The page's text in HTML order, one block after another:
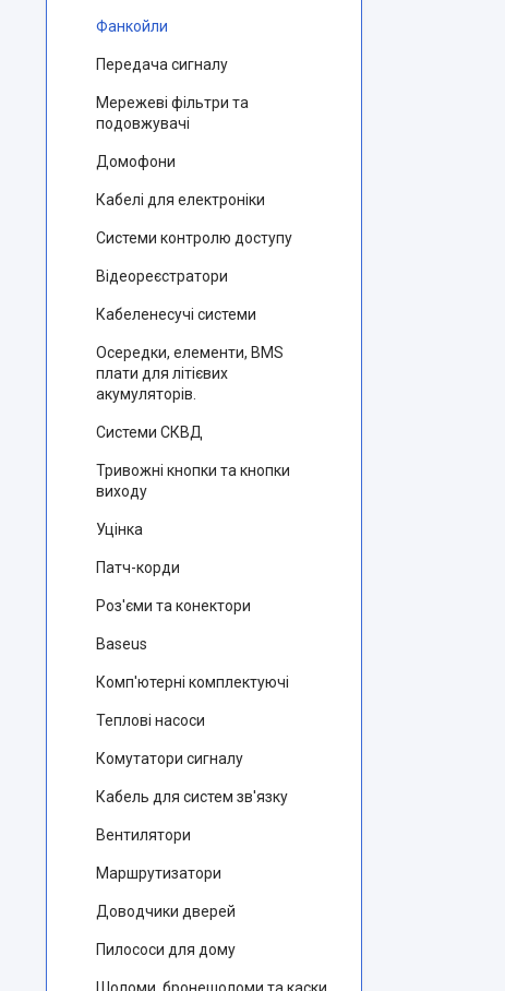
Фанкойли
Передача сигналу
Мережеві фільтри та
подовжувачі
Домофони
Кабелі для електроніки
Системи контролю доступу
Відеореєстратори
Кабеленесучі системи
Осередки, елементи, BMS
плати для літієвих
акумуляторів.
Системи СКВД
Тривожні кнопки та кнопки
виходу
Уцінка
Патч-корди
Роз'єми та конектори
Baseus
Комп'ютерні комплектуючі
Теплові насоси
Комутатори сигналу
Кабель для систем зв'язку
Вентилятори
Маршрутизатори
Доводчики дверей
Пилососи для дому